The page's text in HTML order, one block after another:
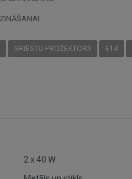
GRIESTU PROŽEKTORS E14
2 x 40 W